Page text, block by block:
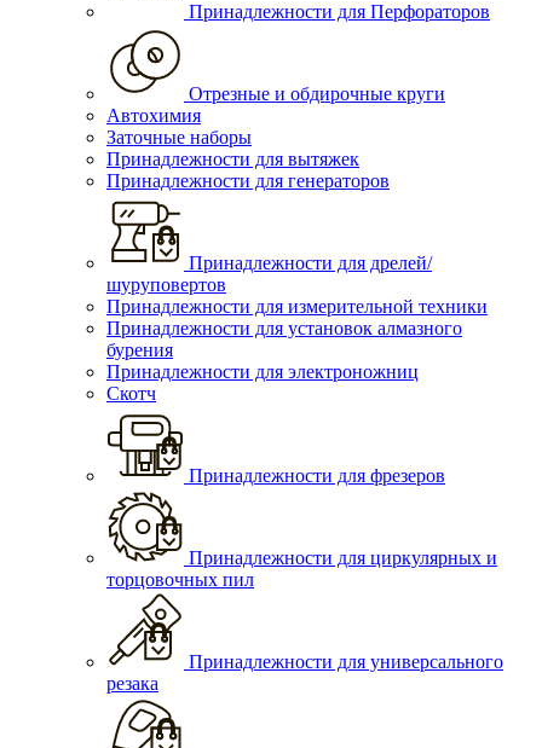
Принадлежности для Перфораторов
Отрезные и обдирочные круги
Автохимия
Заточные наборы
Принадлежности для вытяжек
Принадлежности для генераторов
Принадлежности для дрелей/
шуруповертов
Принадлежности для измерительной техники
Принадлежности для установок алмазного
бурения
Принадлежности для электроножниц
Скотч
Принадлежности для фрезеров
Принадлежности для циркулярных и
торцовочных пил
Принадлежности для универсального
резака